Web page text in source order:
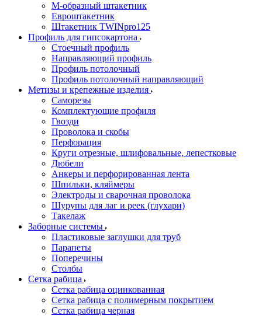
М-образный штакетник
Евроштакетник
Штакетник TWINpro125
Профиль для гипсокартона
Стоечный профиль
Направляющий профиль
Профиль потолочный
Профиль потолочный направляющий
Метизы и крепежные изделия
Саморезы
Комплектующие профиля
Гвозди
Проволока и скобы
Перфорация
Круги отрезные, шлифовальные, лепестковые
Дюбели
Анкеры и перфорированная лента
Шпильки, кляймеры
Электроды и сварочная проволока
Шурупы для лаг и реек (глухари)
Такелаж
Заборные системы
Пластиковые заглушки для труб
Парапеты
Поперечины
Столбы
Сетка рабица
Сетка рабица оцинкованная
Сетка рабица с полимерным покрытием
Сетка рабица черная